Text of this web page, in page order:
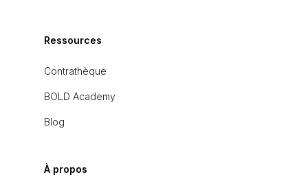
Ressources
Contrathèque
BOLD Academy
Blog
À propos